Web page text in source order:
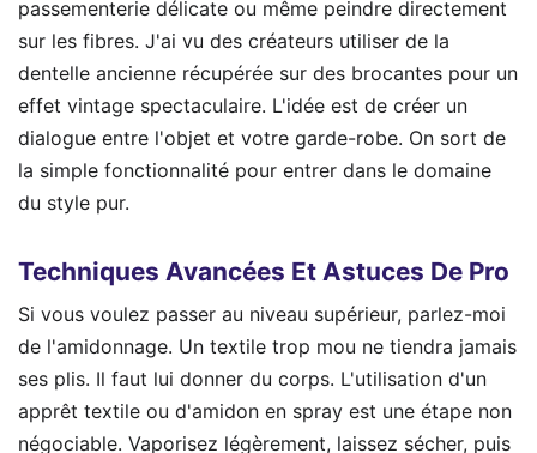
passementerie délicate ou même peindre directement
sur les fibres. J'ai vu des créateurs utiliser de la
dentelle ancienne récupérée sur des brocantes pour un
effet vintage spectaculaire. L'idée est de créer un
dialogue entre l'objet et votre garde-robe. On sort de
la simple fonctionnalité pour entrer dans le domaine
du style pur.
Techniques Avancées Et Astuces De Pro
Si vous voulez passer au niveau supérieur, parlez-moi
de l'amidonnage. Un textile trop mou ne tiendra jamais
ses plis. Il faut lui donner du corps. L'utilisation d'un
apprêt textile ou d'amidon en spray est une étape non
négociable. Vaporisez légèrement, laissez sécher, puis